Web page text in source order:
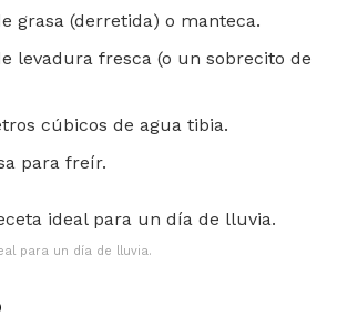
grasa (derretida) o manteca.
levadura fresca (o un sobrecito de
cúbicos de agua tibia.
para freír.
para un día de lluvia.